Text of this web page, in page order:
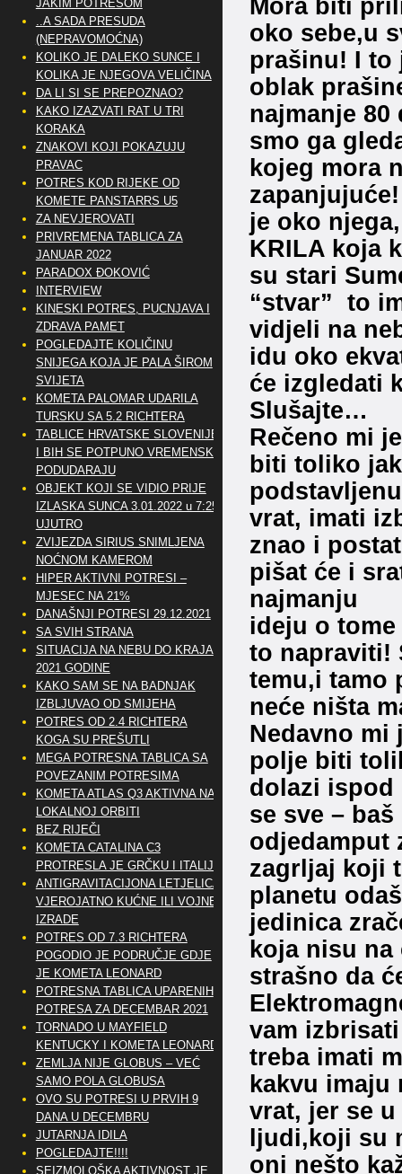
Mora biti
oko sebe,u
prašinu! I to
oblak
najmanje 80
smo ga
kojeg mora
je oko
KRILA koja
su stari
“stvar” to
vidjeli na
idu oko
će izgledati
Slušajte…
Rečeno mi
biti toliko
vrat, imati
znao i
pišat će i
najmanju
ideju o
to napraviti!
temu,i tamo
neće ništa
Nedavno mi
polje biti
dolazi ispod
se sve –
odjedamput
zagrljaj koji
planetu
jedinica
koja nisu na
strašno da
vam
treba imati
kakvu imaju
vrat, jer se
ljudi,koji su
oni nešto
JAKIM POTRESOM
..A SADA PRESUDA
(NEPRAVOMOĆNA)
KOLIKO JE DALEKO SUNCE I
KOLIKA JE NJEGOVA VELIČINA
DA LI SI SE PREPOZNAO?
KAKO IZAZVATI RAT U TRI
KORAKA
ZNAKOVI KOJI POKAZUJU
PRAVAC
POTRES KOD RIJEKE OD
KOMETE PANSTARRS U5
ZA NEVJEROVATI
PRIVREMENA TABLICA ZA
JANUAR 2022
PARADOX ĐOKOVIĆ
INTERVIEW
KINESKI POTRES, PUCNJAVA I
ZDRAVA PAMET
POGLEDAJTE KOLIČINU
SNIJEGA KOJA JE PALA ŠIROM
SVIJETA
KOMETA PALOMAR UDARILA
TURSKU SA 5.2 RICHTERA
TABLICE HRVATSKE SLOVENIJE
I BIH SE POTPUNO VREMENSKI
PODUDARAJU
OBJEKT KOJI SE VIDIO PRIJE
IZLASKA SUNCA 3.01.2022 u 7:25
UJUTRO
ZVIJEZDA SIRIUS SNIMLJENA
NOĆNOM KAMEROM
HIPER AKTIVNI POTRESI –
MJESEC NA 21%
DANAŠNJI POTRESI 29.12.2021
SA SVIH STRANA
SITUACIJA NA NEBU DO KRAJA
2021 GODINE
KAKO SAM SE NA BADNJAK
IZBLJUVAO OD SMIJEHA
POTRES OD 2.4 RICHTERA
KOGA SU PREŠUTLI
MEGA POTRESNA TABLICA SA
POVEZANIM POTRESIMA
KOMETA ATLAS Q3 AKTIVNA NA
LOKALNOJ ORBITI
BEZ RIJEČI
KOMETA CATALINA C3
PROTRESLA JE GRČKU I ITALIJU
ANTIGRAVITACIJONA LETJELICA
VJEROJATNO KUĆNE ILI VOJNE
IZRADE
POTRES OD 7.3 RICHTERA
POGODIO JE PODRUČJE GDJE
JE KOMETA LEONARD
POTRESNA TABLICA UPARENIH
POTRESA ZA DECEMBAR 2021
TORNADO U MAYFIELD
KENTUCKY I KOMETA LEONARD
ZEMLJA NIJE GLOBUS – VEĆ
SAMO POLA GLOBUSA
OVO SU POTRESI U PRVIH 9
DANA U DECEMBRU
JUTARNJA IDILA
POGLEDAJTE!!!!
SEIZMOLOŠKA AKTIVNOST JE